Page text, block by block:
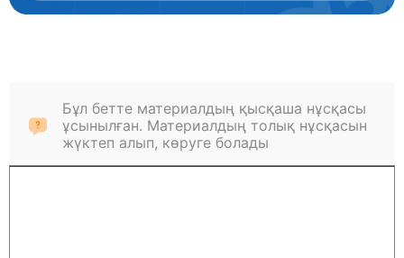
Бұл бетте материалдың қысқаша нұсқасы
ұсынылған. Материалдың толық нұсқасын
жүктеп алып, көруге болады